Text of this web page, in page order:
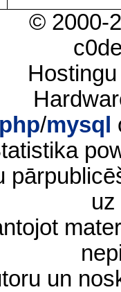
© 2000-
php/mysql
un